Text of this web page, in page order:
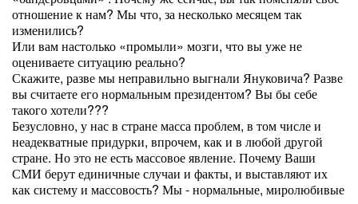
отношение к нам? Мы что, за несколько месяцем так
изменились?
Или вам настолько «промыли» мозги, что вы уже не
оцениваете ситуацию реально?
Скажите, разве мы неправильно выгнали Януковича? Разве
вы считаете его нормальным президентом? Вы бы себе
такого хотели???
Безусловно, у нас в стране масса проблем, в том числе и
неадекватные придурки, впрочем, как и в любой другой
стране. Но это не есть массовое явление. Почему Ваши
СМИ берут единичные случаи и факты, и выставляют их
как систему и массовость? Мы - нормальные, миролюбивые